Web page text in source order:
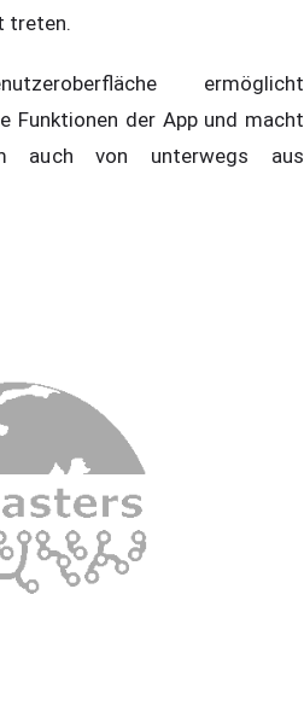
treten.
ermöglicht
Funktionen der App und macht
auch von unterwegs aus